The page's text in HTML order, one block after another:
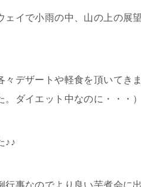
イで小雨の中、山の上の展
デザートや軽食を頂いてき
ダイエット中なのに・・・）
♪♪
事なのでより良い芋煮会に